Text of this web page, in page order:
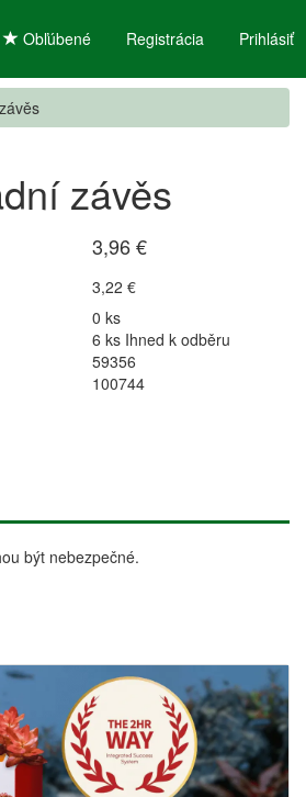
Registrácia Prihlásiť
Obľúbené
závěs
3,96 €
3,22 €
0 ks
6 ks Ihned k odběru
59356
100744
být nebezpečné.